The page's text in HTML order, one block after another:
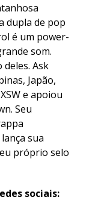
dupla de pop
é um power-
som.
Ask
Japão,
e apoiou
Seu
sua
próprio selo
sociais: